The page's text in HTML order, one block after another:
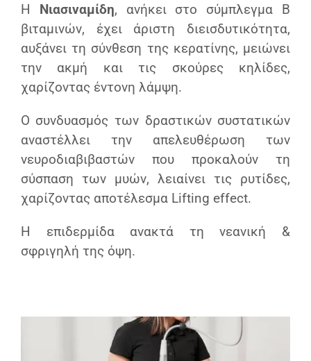
Η Νιασιναμίδη, ανήκει στο σύμπλεγμα Β
βιταμινών, έχει άριστη διεισδυτικότητα,
αυξάνει τη σύνθεση της κερατίνης, μειώνει
την ακμή και τις σκούρες κηλίδες,
χαρίζοντας έντονη λάμψη.
Ο συνδυασμός των δραστικών συστατικών
αναστέλλει την απελευθέρωση των
νευροδιαβιβαστών που προκαλούν τη
σύσπαση των μυών, λειαίνει τις ρυτίδες,
χαρίζοντας αποτέλεσμα Lifting effect.
Η επιδερμίδα ανακτά τη νεανική &
σφριγηλή της όψη.